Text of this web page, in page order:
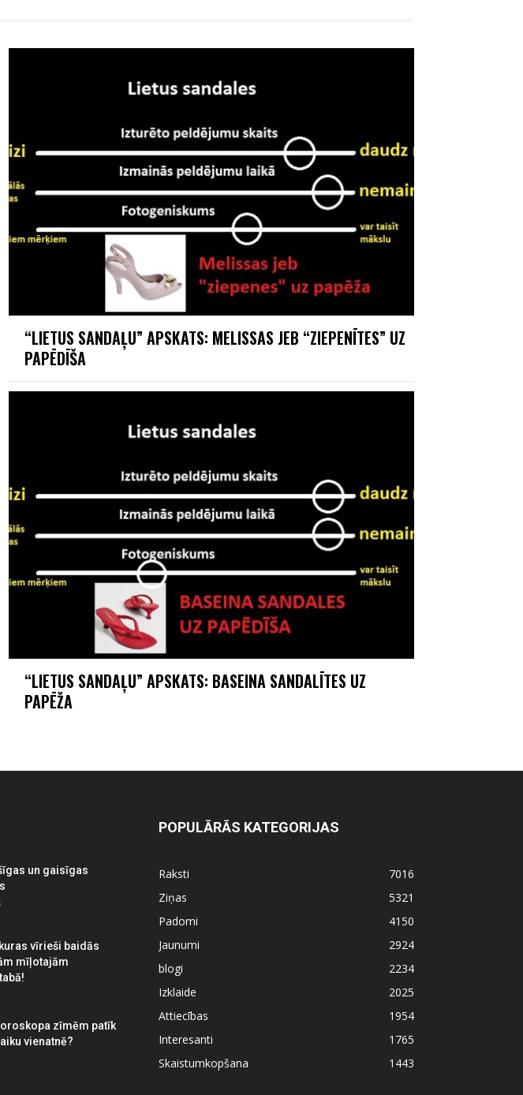
“LIETUS SANDAĻU” APSKATS: MELISSAS JEB “ZIEPENĪTES” UZ
PAPĒDĪŠA
“LIETUS SANDAĻU” APSKATS: BASEINA SANDALĪTES UZ
PAPĒŽA
un gaisīgas
vīrieši baidās
mīļotajām
zīmēm patīk
vienatnē?
POPULĀRĀS KATEGORIJAS
Raksti
7016
Ziņas
5321
Padomi
4150
Jaunumi
2924
blogi
2234
Izklaide
2025
Attiecības
1954
Interesanti
1765
Skaistumkopšana
1443